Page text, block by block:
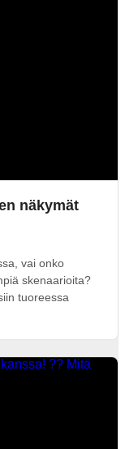
näkymät
vai onko
skenaarioita?
tuoreessa